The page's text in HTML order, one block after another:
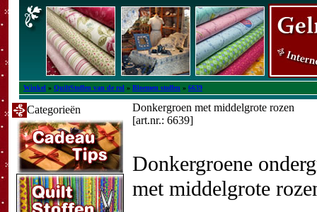
Winkel » QuiltStoffen van de rol » Bloemen stoffen » 6639
Categorieën
Donkergroen met middelgrote rozen
[art.nr.: 6639]
Donkergroene
met middelgrote